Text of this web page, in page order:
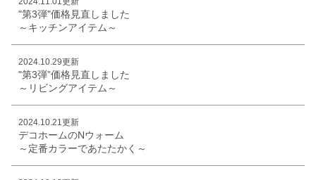
"第3弾"価格見直しました
～キッチンアイテム～
2024.10.29更新
"第3弾”価格見直しました
～リビングアイテム～
2024.10.21更新
デコホームのNウォーム
～定番カラーであたたかく～